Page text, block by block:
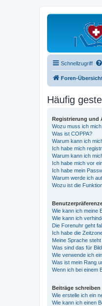
Schnellzugriff
Foren-
Häufig
Registrierung und
Wozu muss ich
Was ist COPPA?
Warum kann ich
Ich habe mich
Warum kann ich
Ich habe mich vor
Ich habe mein
Warum werde ich
Wozu ist die
Wie kann ich meine
Wie kann ich
Die Forenuhr geht
Ich habe die
Meine Sprache
Was sind das für
Wie verwende ich
Was ist mein Rang
Wenn ich bei einem
Beiträge schreiben
Wie erstelle ich ein
Wie kann ich einen